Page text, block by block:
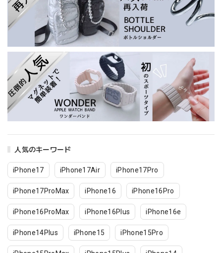
人気のキーワード
iPhone17 iPhone17Air iPhone17Pro
iPhone17ProMax iPhone16 iPhone16Pro
iPhone16ProMax iPhone16Plus iPhone16e
iPhone14Plus iPhone15 iPhone15Pro